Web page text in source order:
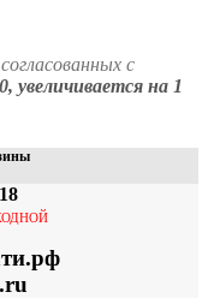
с
увеличивается на 1